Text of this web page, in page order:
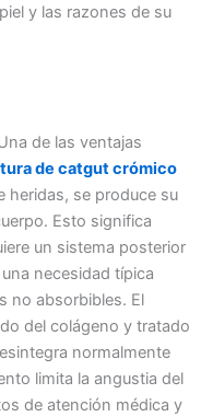
y las razones de su
de las ventajas
de catgut crómico
heridas, se produce su
Esto significa
un sistema posterior
necesidad típica
no absorbibles. El
del colágeno y tratado
normalmente
limita la angustia del
de atención médica y